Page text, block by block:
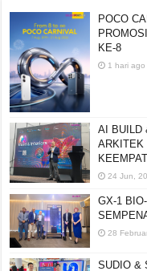
POCO
KE-8
1 hari ago
AI BUILD
ARKITEK
KEEMPAT
24 Jun,
GX-1
28
SUDIO &